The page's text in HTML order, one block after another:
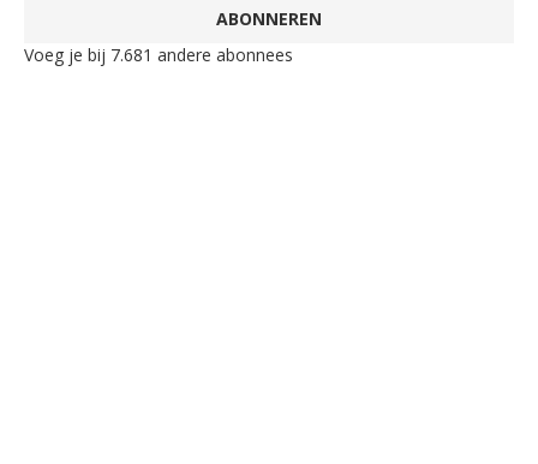
ABONNEREN
Voeg je bij 7.681 andere abonnees